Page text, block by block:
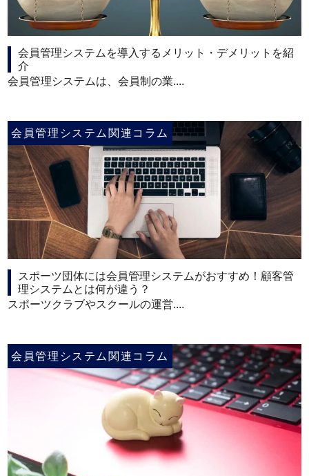
会員管理システムを導入するメリット・デメリットを紹
介
会員管理システムは、会員制の業....
会員管理システム関連コラム
スポーツ団体には会員管理システムがおすすめ！顧客管
理システムとは何が違う？
スポーツクラブやスクールの運営....
会員管理システム関連コラム